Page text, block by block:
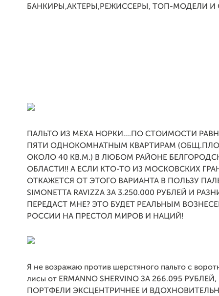
БАНКИРЫ,АКТЕРЫ,РЕЖИССЕРЫ, ТОП-МОДЕЛИ И
ПАЛЬТО ИЗ МЕХА НОРКИ....ПО СТОИМОСТИ
ПЯТИ ОДНОКОМНАТНЫМ КВАРТИРАМ
ОКОЛО 40 КВ.М.) В ЛЮБОМ РАЙОНЕ
ОБЛАСТИ!! А ЕСЛИ КТО-ТО ИЗ МОСКОВСКИХ
ОТКАЖЕТСЯ ОТ ЭТОГО ВАРИАНТА В ПОЛЬЗУ
SIMONETTA RAVIZZA ЗА 3.250.000 РУБЛЕЙ И
ПЕРЕДАСТ МНЕ? ЭТО БУДЕТ РЕАЛЬНЫМ
РОССИИ НА ПРЕСТОЛ МИРОВ И НАЦИЙ!
Я не возражаю против шерстяного пальто с
лисы от ERMANNO SHERVINO ЗА 266.095
ПОРТФЕЛИ ЭКСЦЕНТРИЧНЕЕ И